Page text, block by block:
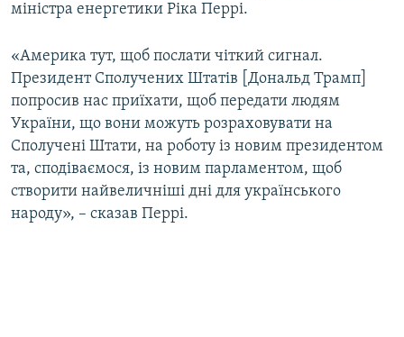
міністра енергетики Ріка Перрі.
«Америка тут, щоб послати чіткий сигнал.
Президент Сполучених Штатів [Дональд Трамп]
попросив нас приїхати, щоб передати людям
України, що вони можуть розраховувати на
Сполучені Штати, на роботу із новим президентом
та, сподіваємося, із новим парламентом, щоб
створити найвеличніші дні для українського
народу», – сказав Перрі.